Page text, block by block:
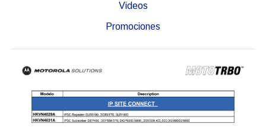
Videos
Promociones